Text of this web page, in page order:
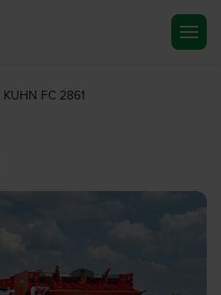
KUHN FC 2861